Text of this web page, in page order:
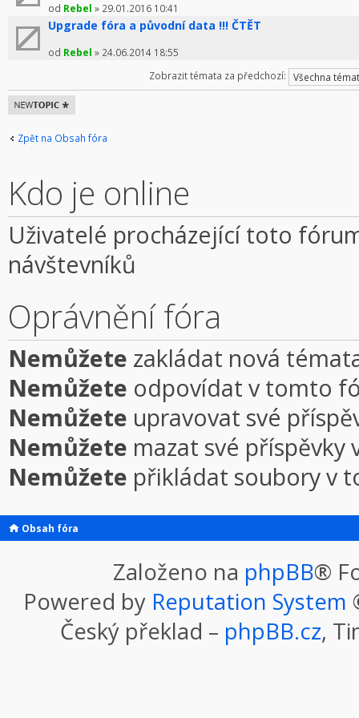
od Rebel » 29.01.2016 10:41
Upgrade fóra a původní data !!! ČTĚT
od Rebel » 24.06.2014 18:55
Zobrazit témata za předchozí:
Odeslat nové
téma
Zpět na Obsah fóra
Kdo je online
Uživatelé procházející toto
návštevníků
Oprávnění fóra
Nemůžete zakládat nová
Nemůžete odpovídat v tomto
Nemůžete upravovat své
Nemůžete mazat své
Nemůžete přikládat soubory v
Obsah fóra
Založeno na phpBB®
Powered by Reputation System
Český překlad – phpBB.cz,